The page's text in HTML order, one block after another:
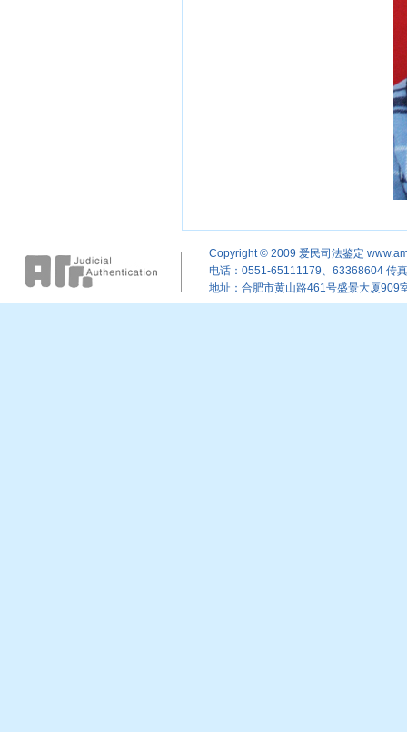
Copyright © 2009 爱民司法鉴定
电话：0551-65111179、63368604 传
地址：合肥市黄山路461号盛景大厦909